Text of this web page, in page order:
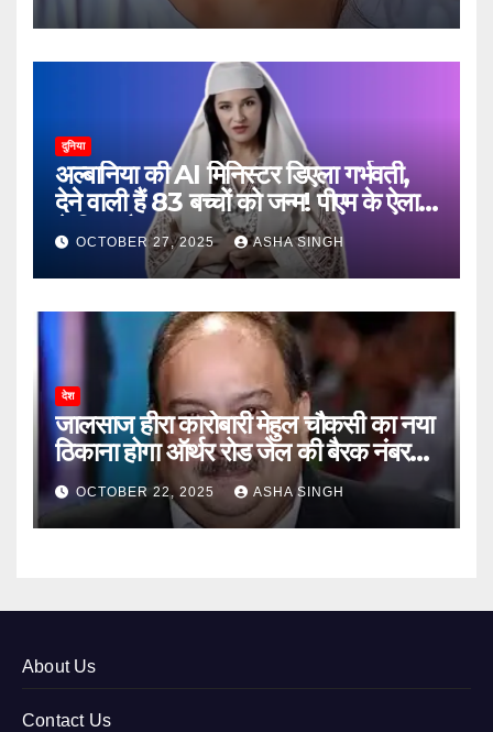
दुनिया
अल्बानिया की AI मिनिस्‍टर डिएला गर्भवती,
देने वाली हैं 83 बच्चों को जन्‍म! पीएम के ऐलान
ने किया हैरान
OCTOBER 27, 2025 ASHA SINGH
देश
जालसाज हीरा कारोबारी मेहुल चौकसी का नया
ठिकाना होगा ऑर्थर रोड जेल की बैरक नंबर
12OCTOBER 22, 2025 ASHA SINGH
About Us
Contact Us